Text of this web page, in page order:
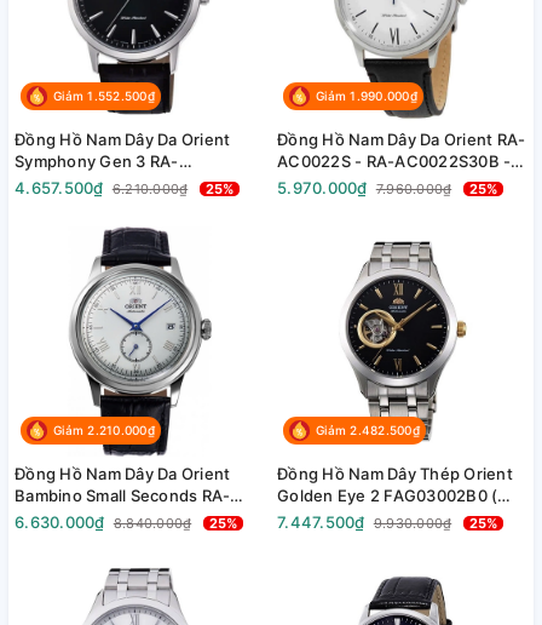
Giảm 1.552.500₫
Đồng Hồ Nam Dây Da Orient
Symphony Gen 3 RA-
AC0F05B10B ( RA-
4.657.500₫ 6.210.000₫ 25%
Giảm 1.990.000₫
Đồng Hồ Nam Dây Da Orient RA-
AC0022S - RA-AC0022S30B -
RA-AC0022S10B - Size 40.5mm
5.970.000₫ 7.960.000₫ 25%
Giảm 2.210.000₫
Đồng Hồ Nam Dây Da Orient
Bambino Small Seconds RA-
AP0104S30B ( RA-AP0104S ) -
6.630.000₫ 8.840.000₫ 25%
Giảm 2.482.500₫
Đồng Hồ Nam Dây Thép Orient
Golden Eye 2 FAG03002B0 (
SAG03002B0 ) ( TAG03002B0 )
7.447.500₫ 9.930.000₫ 25%